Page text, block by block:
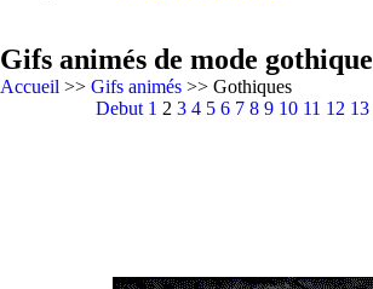
Gifs animés de mode gothique
Accueil >> Gifs animés >> Gothiques
Debut 1 2 3 4 5 6 7 8 9 10 11 12 13